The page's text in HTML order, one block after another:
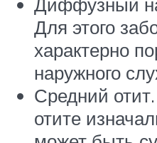
Для этого
характерно
наружного
Средний
отите